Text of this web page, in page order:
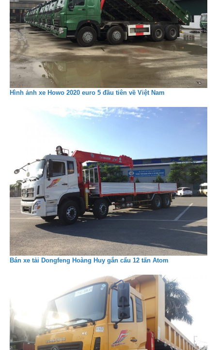
Hình ảnh xe Howo 2020 euro 5 đầu tiên về Việt Nam
Bán xe tải Dongfeng Hoàng Huy gắn cẩu 12 tấn Atom